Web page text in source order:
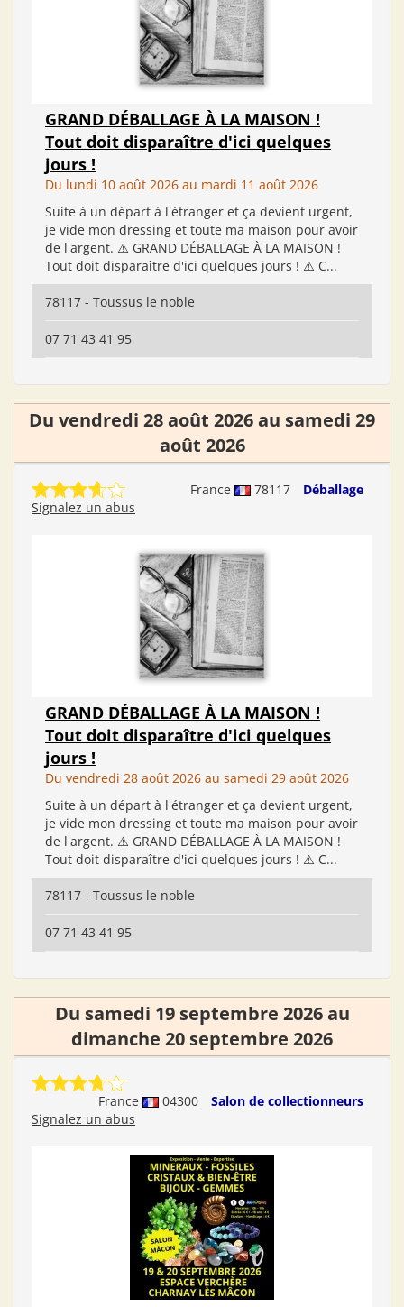
GRAND DÉBALLAGE À LA MAISON !
Tout doit disparaître d'ici quelques
jours !
Du lundi 10 août 2026 au mardi 11 août 2026
Suite à un départ à l'étranger et ça devient urgent,
je vide mon dressing et toute ma maison pour avoir
de l'argent. ⚠️ GRAND DÉBALLAGE À LA MAISON !
Tout doit disparaître d'ici quelques jours ! ⚠️ C...
78117 - Toussus le noble
07 71 43 41 95
Du vendredi 28 août 2026 au samedi 29
août 2026
France 78117
Déballage
Signalez un abus
GRAND DÉBALLAGE À LA MAISON !
Tout doit disparaître d'ici quelques
jours !
Du vendredi 28 août 2026 au samedi 29 août 2026
Suite à un départ à l'étranger et ça devient urgent,
je vide mon dressing et toute ma maison pour avoir
de l'argent. ⚠️ GRAND DÉBALLAGE À LA MAISON !
Tout doit disparaître d'ici quelques jours ! ⚠️ C...
78117 - Toussus le noble
07 71 43 41 95
Du samedi 19 septembre 2026 au
dimanche 20 septembre 2026
France 04300
Salon de collectionneurs
Signalez un abus